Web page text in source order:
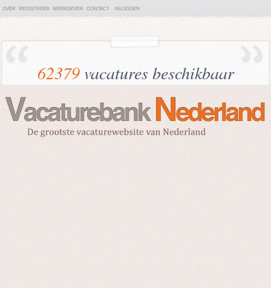
OVER REGISTREER WERKGEVER CONTACT INLOGGEN
62379vacatures beschikbaar